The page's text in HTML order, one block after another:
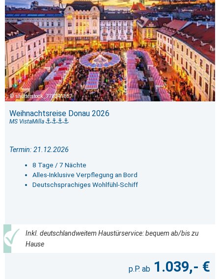
shutterstock_778241857
Weihnachtsreise Donau 2026
MS VistaMilla
Termin: 21.12.2026
8 Tage / 7 Nächte
Alles-Inklusive Verpflegung an Bord
Deutschsprachiges Wohlfühl-Schiff
Inkl. deutschlandweitem Haustürservice: bequem ab/bis zu
Hause
1.039,- €